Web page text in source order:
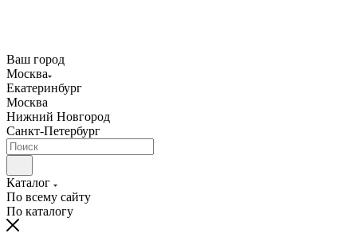
Ваш город
Москва
Екатеринбург
Москва
Нижний Новгород
Санкт-Петербург
Каталог
По всему сайту
По каталогу